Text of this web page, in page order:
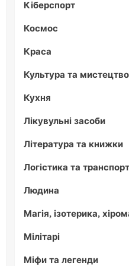
Кіберспорт
Космос
Краса
Культура та мистецтво
Кухня
Лікувульні засоби
Література та книжки
Логістика та транспорт
Людина
Магія, ізотерика,
Мілітарі
Міфи та легенди